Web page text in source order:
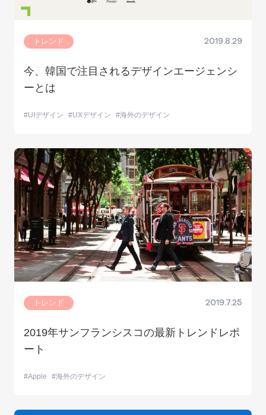
トレンド 2019.8.29
今、韓国で注目されるデザインエージェンシ
ーとは
UIデザイン UXデザイン 海外のデザイン
トレンド 2019.7.25
2019年サンフランシスコの最新トレンドレポ
ート
Apple 海外のデザイン